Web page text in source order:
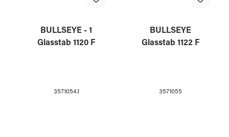
BULLSEYE - 1
Glasstab 1120 F
3571054.1
BULLSEYE
Glasstab 1122 F
3571055